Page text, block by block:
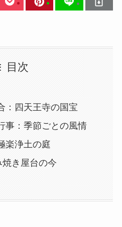
目次
：四天王寺の国宝
事：季節ごとの風情
楽浄土の庭
き屋台の今